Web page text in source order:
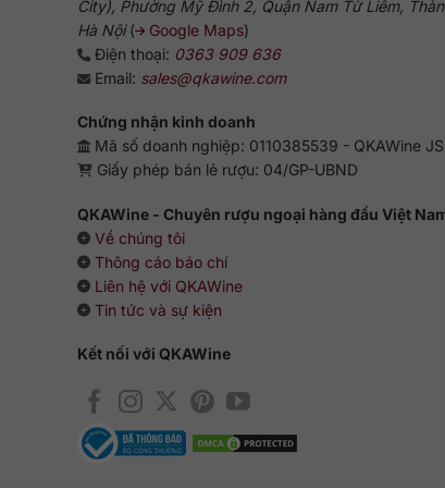
Rượu Vodka Danzka Original Chai Nhôm 750ml
bảo nguồn gốc rõ ràng, chất lượng chuẩn quốc tế
Tư vấn 24/7
Zalo:QKAWine JSC
Fanpage:QKAWine Official
Messenger:Chat với QKAWine
Hỗ trợ khách hàng
Bán hàng:sales@qkawine.com
Dịch vụ sau bán hàng:
Trụ sở chính:Tầng 1, số 12A, lô TT02, KĐT
Đường tới cửa hàng:
Giờ hoạt động
Mở cửa từ 08:30 đến 21:30 (
City), Phường Mỹ Đình 2, Quận Nam Từ Liêm,
Hà Nội( Google Maps)
Điện thoại: 0363 909 636
Email: sales@qkawine.com
Chứng nhận kinh doanh
Mã số doanh nghiệp: 0110385539 - QKAWine
Giấy phép bán lẻ rượu: 04/GP-UBND
QKAWine - Chuyên rượu ngoại hàng đầu Việt
Về chúng tôi
Thông cáo báo chí
Liên hệ với QKAWine
Tin tức và sự kiện
Kết nối với QKAWine